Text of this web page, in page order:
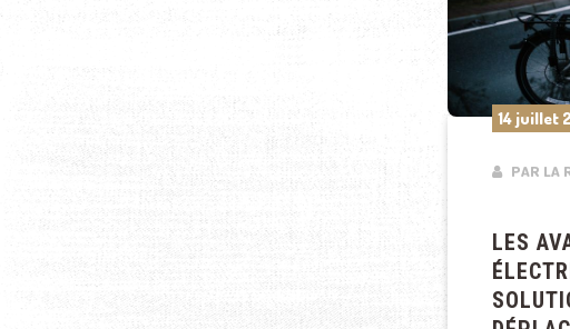
14 juillet
PAR LA
LES